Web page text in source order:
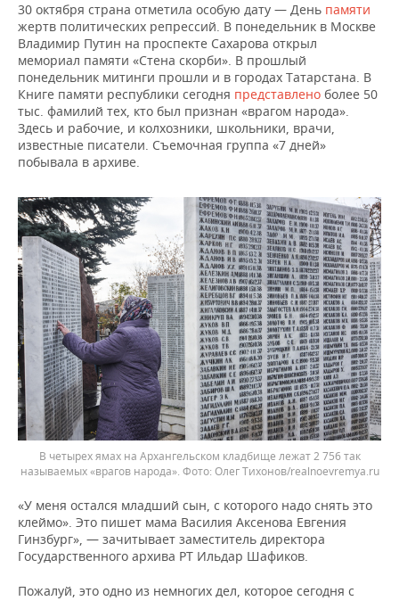
30 октября страна отметила особую дату — День памяти
жертв политических репрессий. В понедельник в Москве
Владимир Путин на проспекте Сахарова открыл
мемориал памяти «Стена скорби». В прошлый
понедельник митинги прошли и в городах Татарстана. В
Книге памяти республики сегодня представлено более 50
тыс. фамилий тех, кто был признан «врагом народа».
Здесь и рабочие, и колхозники, школьники, врачи,
известные писатели. Съемочная группа «7 дней»
побывала в архиве.
В четырех ямах на Архангельском кладбище лежат 2 756 так
называемых «врагов народа».
Олег Тихонов/realnoevremya.ru
«У меня остался младший сын, с которого надо снять это
клеймо». Это пишет мама Василия Аксенова Евгения
Гинзбург», — зачитывает заместитель директора
Государственного архива РТ Ильдар Шафиков.
Пожалуй, это одно из немногих дел, которое сегодня с